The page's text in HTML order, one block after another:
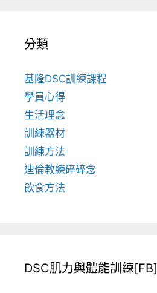
分類
基隆DSC訓練課程
學員心得
生活理念
訓練器材
訓練方法
迪倫教練碎碎念
飲食方法
DSC肌力與體能訓練[FB]